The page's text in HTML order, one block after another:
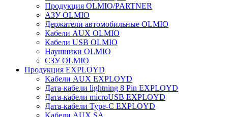
Продукция OLMIO/PARTNER
АЗУ OLMIO
Держатели автомобильные OLMIO
Кабели AUX OLMIO
Кабели USB OLMIO
Наушники OLMIO
СЗУ OLMIO
Продукция EXPLOYD
Kабели AUX EXPLOYD
Дата-кабели lightning 8 Pin EXPLOYD
Дата-кабели microUSB EXPLOYD
Дата-кабели Type-C EXPLOYD
Kабели AUX SA